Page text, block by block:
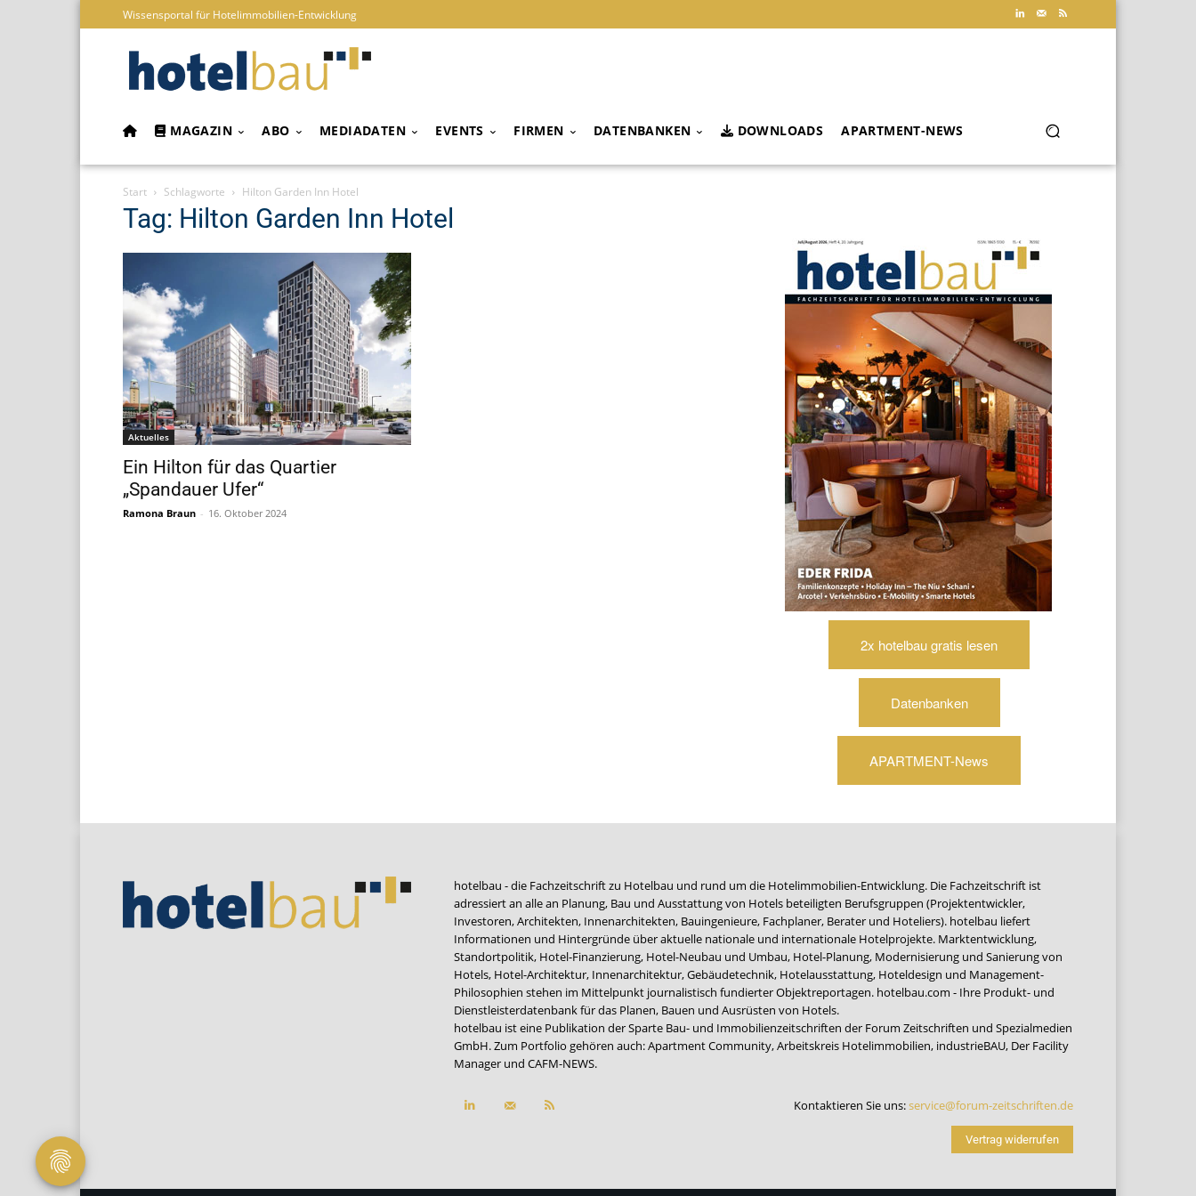
Wissensportal für Hotelimmobilien-Entwicklung
MAGAZIN ABO MEDIADATEN EVENTS FIRMEN DATENBANKEN DOWNLOADS APARTMENT-NEWS
Start Schlagworte Hilton Garden Inn Hotel
Tag: Hilton Garden Inn Hotel
Aktuelles
Ein Hilton für das Quartier
„Spandauer Ufer“
Ramona Braun - 16. Oktober 2024
2x hotelbau gratis lesen
Datenbanken
APARTMENT-News
hotelbau - die Fachzeitschrift zu Hotelbau und rund um die Hotelimmobilien-Entwicklung. Die Fachzeitschrift ist
adressiert an alle an Planung, Bau und Ausstattung von Hotels beteiligten Berufsgruppen (Projektentwickler,
Investoren, Architekten, Innenarchitekten, Bauingenieure, Fachplaner, Berater und Hoteliers). hotelbau liefert
Informationen und Hintergründe über aktuelle nationale und internationale Hotelprojekte. Marktentwicklung,
Standortpolitik, Hotel-Finanzierung, Hotel-Neubau und Umbau, Hotel-Planung, Modernisierung und Sanierung von
Hotels, Hotel-Architektur, Innenarchitektur, Gebäudetechnik, Hotelausstattung, Hoteldesign und Management-
Philosophien stehen im Mittelpunkt journalistisch fundierter Objektreportagen. hotelbau.com - Ihre Produkt- und
Dienstleisterdatenbank für das Planen, Bauen und Ausrüsten von Hotels.
hotelbau ist eine Publikation der Sparte Bau- und Immobilienzeitschriften der Forum Zeitschriften und Spezialmedien
GmbH. Zum Portfolio gehören auch:Apartment Community,Arbeitskreis Hotelimmobilien, industrieBAU, Der Facility
Manager und CAFM-NEWS.
Kontaktieren Sie uns:service@forum-zeitschriften.de
Vertrag widerrufen